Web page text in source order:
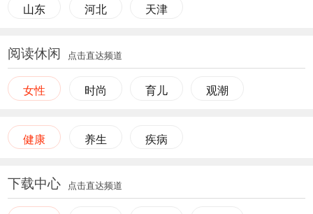
山东 河北 天津
阅读休闲 点击直达频道
女性 时尚 育儿 观潮
健康 养生 疾病
下载中心 点击直达频道